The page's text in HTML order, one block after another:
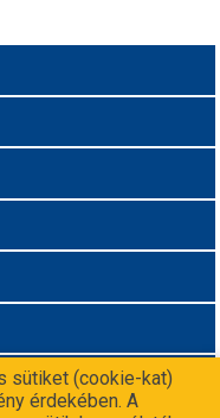
sütiket (cookie-kat)
érdekében. A